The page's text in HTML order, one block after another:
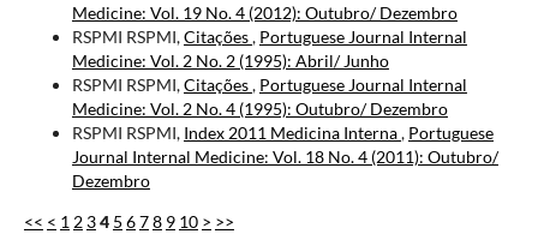
Medicine: Vol. 19 No. 4 (2012): Outubro/ Dezembro
RSPMI RSPMI,Citações, Portuguese Journal Internal
Medicine: Vol. 2 No. 2 (1995): Abril/ Junho
RSPMI RSPMI,Citações, Portuguese Journal Internal
Medicine: Vol. 2 No. 4 (1995): Outubro/ Dezembro
RSPMI RSPMI, Index 2011 Medicina Interna, Portuguese
Journal Internal Medicine: Vol. 18 No. 4 (2011): Outubro/
Dezembro
<< < 1 2 34 5 678 9 10 > >>